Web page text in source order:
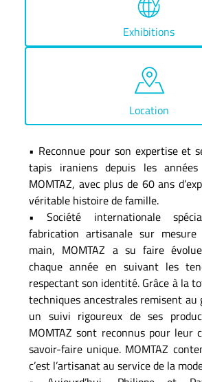
Exhibitions
Location
• Reconnue pour son expertise et
tapis iraniens depuis les
MOMTAZ, avec plus de 60 ans
véritable histoire de famille.
• Société internationale
fabrication artisanale sur
main, MOMTAZ a su faire
chaque année en suivant les
respectant son identité. Grâce à la
techniques ancestrales remisent
un suivi rigoureux de ses
MOMTAZ sont reconnus pour
savoir-faire unique. MOMTAZ
c’est l’artisanat au service de la